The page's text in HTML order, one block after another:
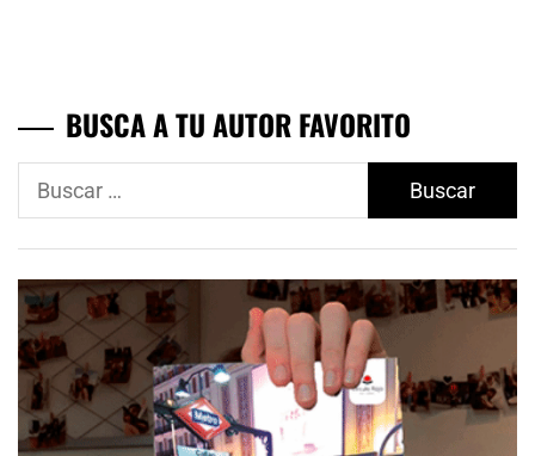
BUSCA A TU AUTOR FAVORITO
Buscar: